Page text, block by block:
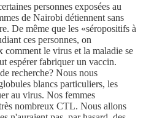
personnes exposées au
de Nairobi détiennent sans
De même que les «séropositifs à
ces personnes, on
comment le virus et la maladie se
espérer fabriquer un vaccin.
recherche? Nous nous
blancs particuliers, les
au virus. Nos femmes
nombreux CTL. Nous allons